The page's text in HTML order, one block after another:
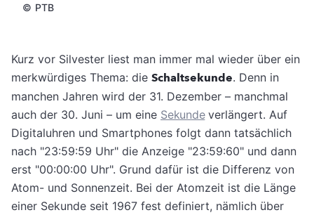
© PTB
Kurz vor Silvester liest man immer mal wieder über ein
merkwürdiges Thema: die Schaltsekunde. Denn in
manchen Jahren wird der 31. Dezember – manchmal
auch der 30. Juni – um eine Sekundeverlängert. Auf
Digitaluhren und Smartphones folgt dann tatsächlich
nach "23:59:59 Uhr" die Anzeige "23:59:60" und dann
erst "00:00:00 Uhr". Grund dafür ist die Differenz von
Atom- und Sonnenzeit. Bei der Atomzeit ist die Länge
einer Sekunde seit 1967 fest definiert, nämlich über